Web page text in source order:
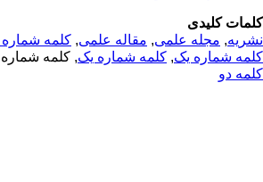
کلیدی
,مجله علمی, مقاله علمی, کلمه شماره
شماره یک,کلمه شماره یک, کلمه شماره
دو